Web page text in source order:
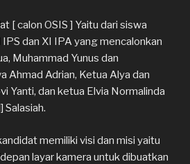
[ calon OSIS ] Yaitu dari siswa
dan XI IPA yang mencalonkan
Muhammad Yunus dan
Ahmad Adrian, Ketua Alya dan
Yanti, dan ketua Elvia Normalinda
Salasiah.
memiliki visi dan misi yaitu
layar kamera untuk dibuatkan